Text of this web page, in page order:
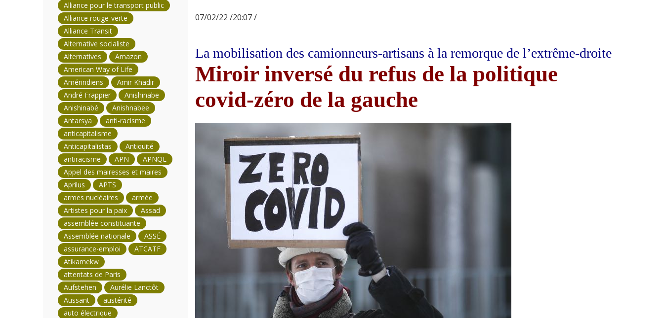
07/02/22 /20:07 /
La mobilisation des camionneurs-artisans à la remorque de l’extrême-droite
Miroir inversé du refus de la politique
covid-zéro de la gauche
Alliance pour le transport public
Alliance rouge-verte
Alliance Transit
Alternative socialiste
Alternatives
Amazon
American Way of Life
Amérindiens
Amir Khadir
André Frappier
Anishinabe
Anishinabé
Anishnabee
Antarsya
anti-racisme
anticapitalisme
Anticapitalistas
Antiquité
antiracisme
APN
APNQL
Appel des mairesses et maires
Aprilus
APTS
armes nucléaires
armée
Artistes pour la paix
Assad
assemblée constituante
Assemblée nationale
ASSÉ
assurance-emploi
ATCATF
Atikamekw
attentats de Paris
Aufstehen
Aurélie Lanctôt
Aussant
austérité
auto électrique